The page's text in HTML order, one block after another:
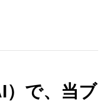
）で、当ブ